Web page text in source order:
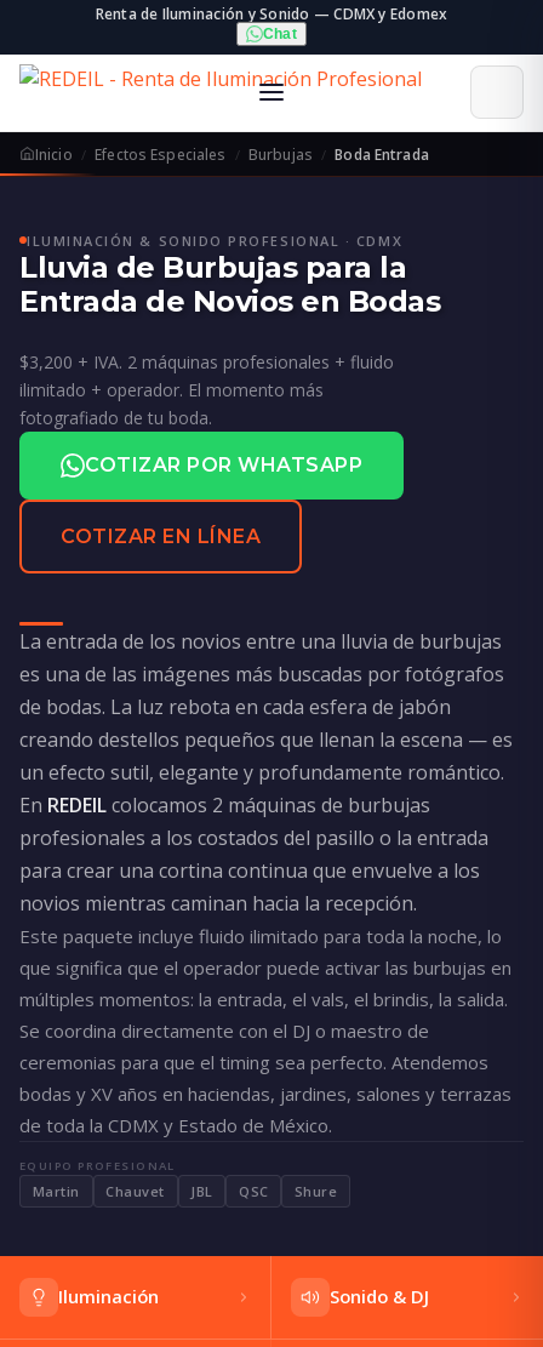
Renta de Iluminación y Sonido — CDMX y Edomex
Chat
Inicio Efectos Especiales Burbujas Boda Entrada
ILUMINACIÓN & SONIDO PROFESIONAL · CDMX
Lluvia de Burbujas para la
Entrada de Novios en Bodas
$3,200 + IVA. 2 máquinas profesionales + fluido
ilimitado + operador. El momento más
fotografiado de tu boda.
COTIZAR POR WHATSAPP
COTIZAR EN LÍNEA
La entrada de los novios entre una lluvia de burbujas
es una de las imágenes más buscadas por fotógrafos
de bodas. La luz rebota en cada esfera de jabón
creando destellos pequeños que llenan la escena — es
un efecto sutil, elegante y profundamente romántico.
En REDEILcolocamos 2 máquinas de burbujas
profesionales a los costados del pasillo o la entrada
para crear una cortina continua que envuelve a los
novios mientras caminan hacia la recepción.
Este paquete incluye fluido ilimitado para toda la noche, lo
que significa que el operador puede activar las burbujas en
múltiples momentos: la entrada, el vals, el brindis, la salida.
Se coordina directamente con el DJ o maestro de
ceremonias para que el timing sea perfecto. Atendemos
bodas y XV años en haciendas, jardines, salones y terrazas
de toda la CDMX y Estado de México.
EQUIPO PROFESIONAL
Martin Chauvet JBL QSC Shure
Iluminación Sonido & DJ